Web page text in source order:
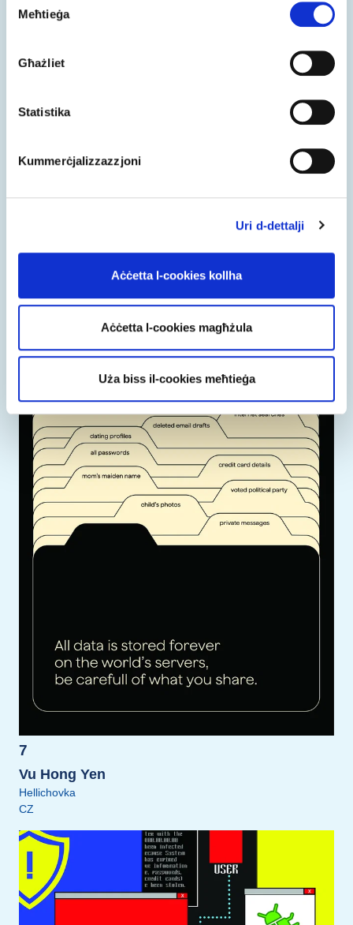
Selection
Meħtieġa
Għażliet
Statistika
Kummerċjalizzazzjoni
Uri d-dettalji
Aċċetta l-cookies kollha
Aċċetta l-cookies magħżula
Uża biss il-cookies meħtieġa
Silvia Sokolíková
Škola umeleckého priemyslu Josefa Vydru
7
Vu Hong Yen
Hellichovka
CZ